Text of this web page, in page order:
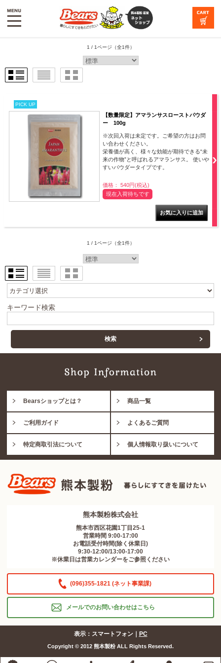
1 / 1ページ （全1件）
PICK UP
【数量限定】アマランサスローストパウダ
ー 100g
※次回入荷は未定です。ご希望の方はお問
い合わせください。
栄養価が高く、様々な効能が期待できる“未
来の作物”と呼ばれるアマランサス。 使いや
すいパウダータイプです。
価格： 540円(税込)
現在入荷待ちです
1 / 1ページ （全1件）
キーワード検索
Bearsショップとは？ 商品一覧
ご利用ガイド よくあるご質問
特定商取引法について 個人情報取り扱いについて
熊本製粉株式会社
熊本市西区花園1丁目25-1
営業時間 9:00-17:00
お電話受付時間(除く休業日)
9:30-12:00/13:00-17:00
※休業日は営業カレンダーをご参照ください
(096)355-1821 (ネット事業課)
メールでのお問い合わせはこちら
表示：スマートフォン｜ PC
Copyright © 2012 熊本製粉 ALL Rights Reserved.